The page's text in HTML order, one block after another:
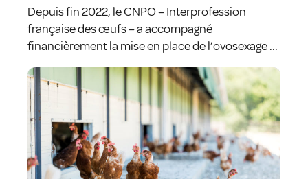
Depuis fin 2022, le CNPO – Interprofession
française des œufs – a accompagné
financièrement la mise en place de l’ovosexage ...